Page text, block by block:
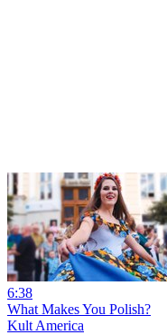
6:38
What Makes You Polish?
Kult America